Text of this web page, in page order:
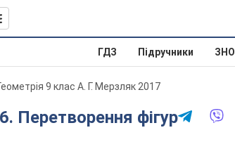
ГДЗ Підручники ЗНО
9 клас А. Г. Мерзляк 2017
Перетворення фігур